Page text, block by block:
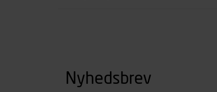
Nyhedsbrev